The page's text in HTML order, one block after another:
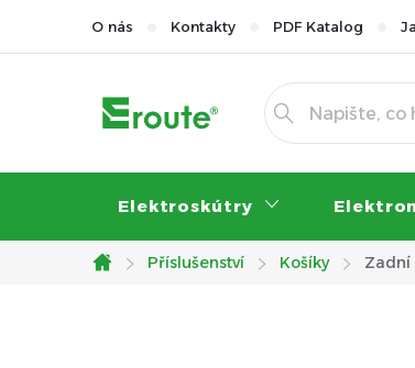
O nás Kontakty PDF Katalog
Elektroskútry
Domů
Příslušenství Košíky Zadní